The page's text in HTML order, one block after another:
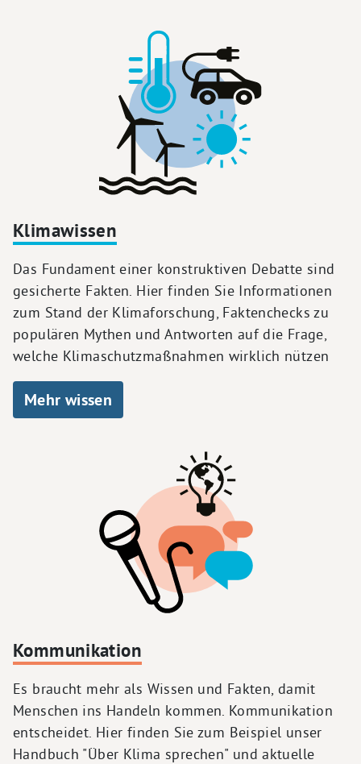
Klimawissen
Das Fundament einer konstruktiven Debatte sind
gesicherte Fakten. Hier finden Sie Informationen
zum Stand der Klimaforschung, Faktenchecks zu
populären Mythen und Antworten auf die Frage,
welche Klimaschutzmaßnahmen wirklich nützen
Mehr wissen
Kommunikation
Es braucht mehr als Wissen und Fakten, damit
Menschen ins Handeln kommen. Kommunikation
entscheidet. Hier finden Sie zum Beispiel unser
Handbuch "Über Klima sprechen" und aktuelle